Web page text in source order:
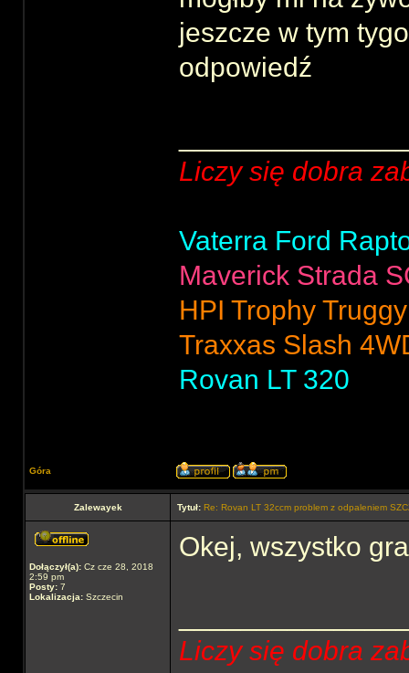
jeszcze w tym
odpowiedź
Liczy się dobra
Vaterra Ford
Maverick Strada
HPI Trophy
Traxxas Slash
Rovan LT 320
Góra
Zalewayek Tytuł: Re: Rovan LT 32ccm problem z odpaleniem
Dołączył(a): Cz cze 28, 2018
2:59 pm
Posty: 7
Lokalizacja: Szczecin
Okej, wszystko
Liczy się dobra